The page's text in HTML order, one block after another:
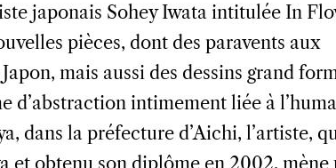
japonais Sohey Iwata intitulée In
pièces, dont des paravents aux
mais aussi des dessins grand
d’abstraction intimement liée à
dans la préfecture d’Aichi, l’artiste,
et obtenu son diplôme en 2002, mène